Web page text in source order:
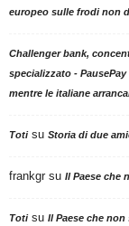
europeo sulle frodi non
Challenger bank,
specializzato - PausePay
mentre le italiane
Totisu Storia di due
frankgr su Il Paese che
Totisu Il Paese che